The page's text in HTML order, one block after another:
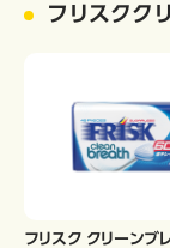
フリスクク
フリスク クリーンブ